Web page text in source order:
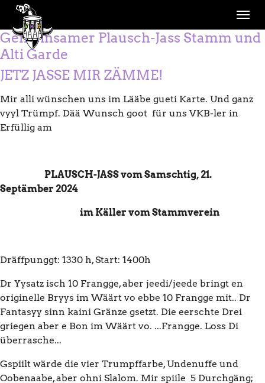
Skip to main navigation
Skip to main content
Skip to page footer
Gemeinsamer Plausch-Jass Stamm und
Alti Garde
JETZ JASSE MIR ZÄMME!
Mir alli wünschen uns im Lääbe gueti Karte. Und ganz
vyyl Trümpf. Dää Wunsch goot für uns VKB-ler in
Erfüllig am
PLAUSCH-JASS vom Samschtig, 21.
Septämber 2024
im Käller vom Stammverein
Dräffpunggt: 1330 h, Start: 1400h
Dr Yysatz isch 10 Frangge, aber jeedi/jeede bringt en
originelle Bryys im Wäärt vo ebbe 10 Frangge mit.. Dr
Fantasyy sinn kaini Gränze gsetzt. Die eerschte Drei
griegen aber e Bon im Wäärt vo. ...Frangge. Loss Di
überrasche...
Gspiilt wärde die vier Trumpffarbe, Undenuffe und
Oobenaabe, aber ohni Slalom. Mir spiile 5 Durchgäng;